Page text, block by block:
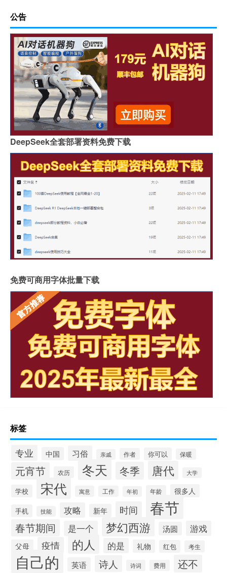
公告
DeepSeek全套部署资料免费下载
免费可商用字体批量下载
标签
专业 中国 习俗 亲戚 作者 你可以 保暖
元宵节 农历 冬天 冬季 唐代 大学
学校 宋代 寓意 工作 年初 年龄 很多人
手机 技能 攻略 新年 时间 春节
春节期间 是一个 梦幻西游 汤圆 游戏
父母 疫情 的人 的是 礼物 红包 考生
自己的 英语 诗人 诗词 费用 还不